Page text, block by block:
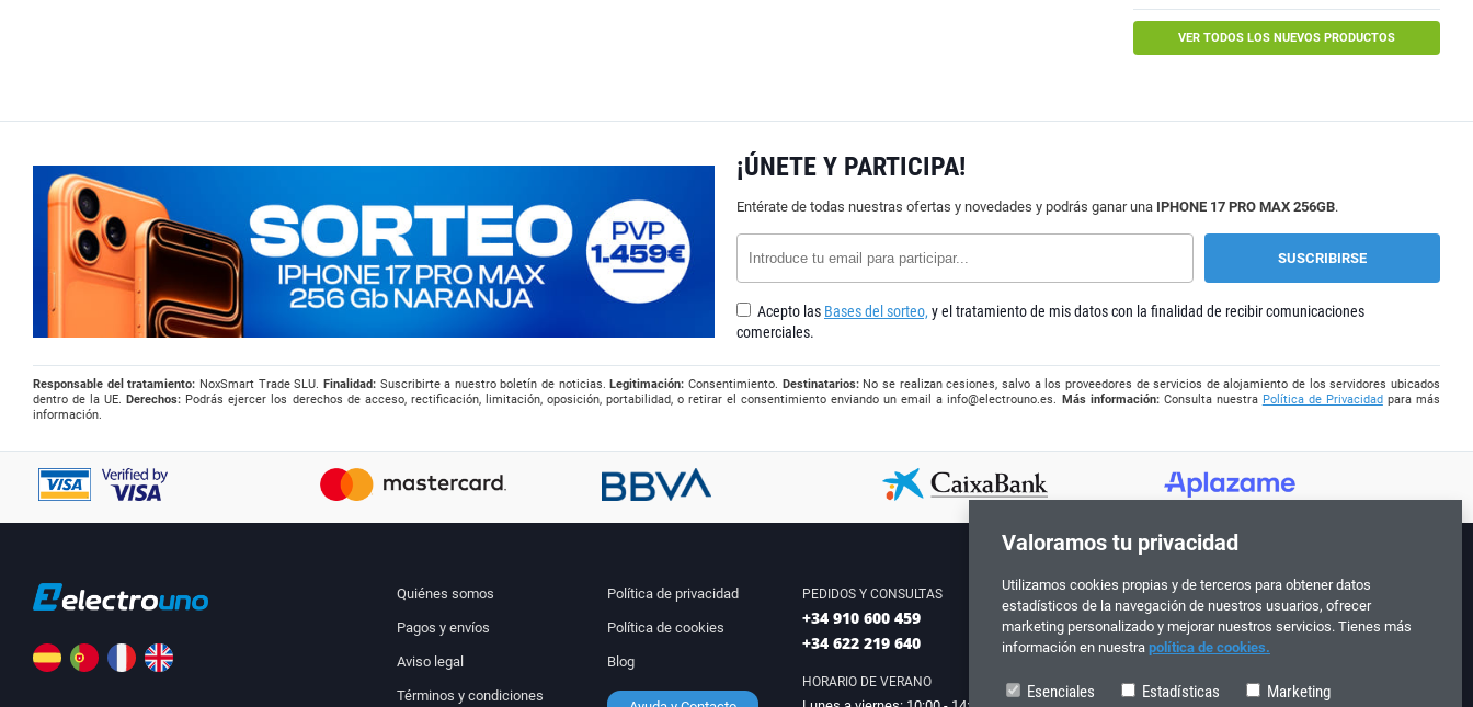
VER TODOS LOS NUEVOS PRODUCTOS
¡ÚNETE Y PARTICIPA!
Entérate de todas nuestras ofertas y novedades y podrás ganar una IPHONE 17 PRO MAX 256GB.
Acepto las Bases del sorteo, y el tratamiento de mis datos con la finalidad de recibir comunicaciones
comerciales.
Responsable del tratamiento: NoxSmart Trade SLU. Finalidad:Suscribirte a nuestro boletín de noticias.Legitimación: Consentimiento. Destinatarios:No se realizan cesiones, salvo a los proveedores de servicios de alojamiento de los servidores ubicados
dentro de la UE.Derechos: Podrás ejercer los derechos de acceso, rectificación, limitación, oposición, portabilidad, o retirar el consentimiento enviando un email ainfo@electrouno.es. Más información:Consulta nuestra Política de Privacidadpara más
información.
Quiénes somos
Pagos y envíos
Aviso legal
Términos y condiciones
Política de privacidad
Política de cookies
Blog
PEDIDOS Y CONSULTAS
+34 910 600 459
+34 622 219 640
HORARIO DE VERANO
¡Síguenos!
Valoramos tu privacidad
Utilizamos cookies propias y de terceros para obtener datos
estadísticos de la navegación de nuestros usuarios, ofrecer
marketing personalizado y mejorar nuestros servicios. Tienes más
información en nuestra política de cookies.
Esenciales Estadísticas Marketing